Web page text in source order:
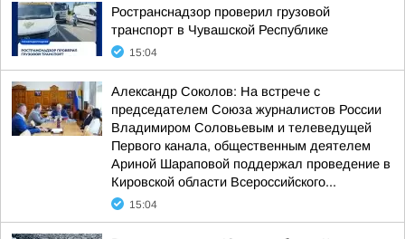
Ространснадзор проверил грузовой
транспорт в Чувашской Республике
15:04
Александр Соколов: На встрече с
председателем Союза журналистов России
Владимиром Соловьевым и телеведущей
Первого канала, общественным деятелем
Ариной Шараповой поддержал проведение в
Кировской области Всероссийского...
15:04